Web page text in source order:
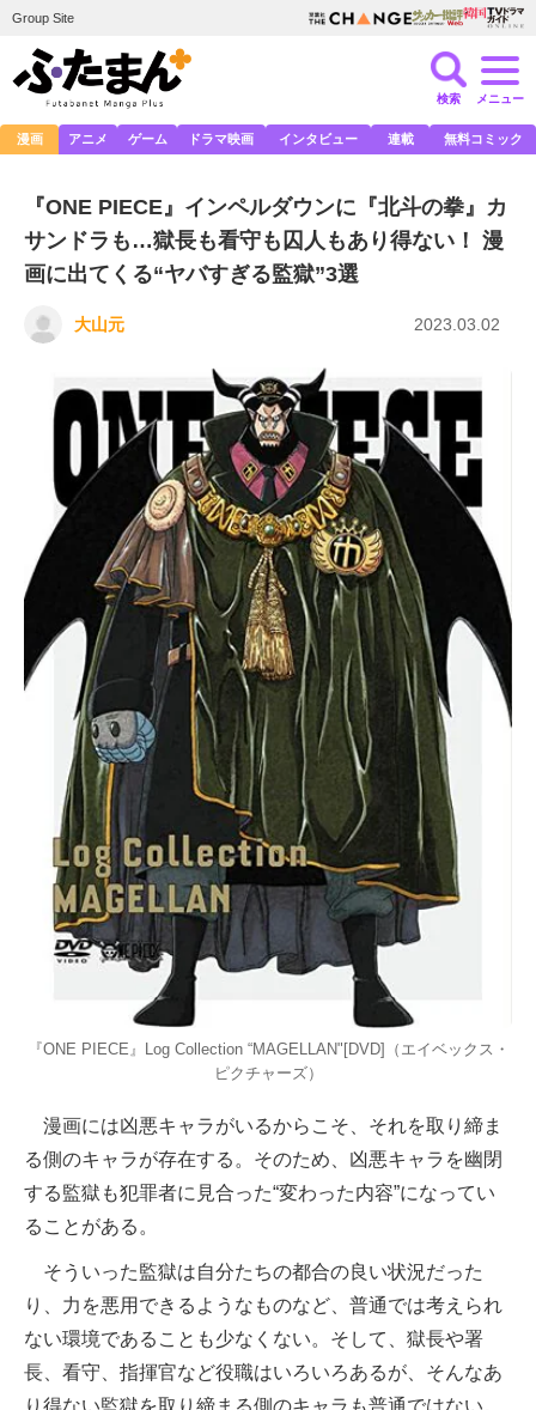
Group Site
検索 メニュー
漫画 アニメ ゲーム ドラマ映画 インタビュー 連載 無料コミック
『ONE PIECE』インペルダウンに『北斗の拳』カ
サンドラも…獄長も看守も囚人もあり得ない！ 漫
画に出てくる“ヤバすぎる監獄”3選
大山元 2023.03.02
『ONE PIECE』Log Collection “MAGELLAN"[DVD]（エイベックス・
ピクチャーズ）
漫画には凶悪キャラがいるからこそ、それを取り締ま
る側のキャラが存在する。そのため、凶悪キャラを幽閉
する監獄も犯罪者に見合った“変わった内容”になってい
ることがある。
そういった監獄は自分たちの都合の良い状況だった
り、力を悪用できるようなものなど、普通では考えられ
ない環境であることも少なくない。そして、獄長や署
長、看守、指揮官など役職はいろいろあるが、そんなあ
り得ない監獄を取り締まる側のキャラも普通ではない。